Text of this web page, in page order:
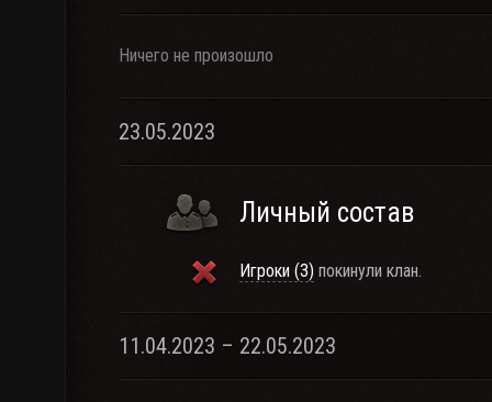
Ничего не произошло
23.05.2023
Личный состав
Игроки (3) покинули клан.
11.04.2023 – 22.05.2023